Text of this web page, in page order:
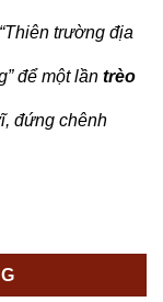
trường địa
để một lần trèo
đứng chênh
SHANGRILA số lượng